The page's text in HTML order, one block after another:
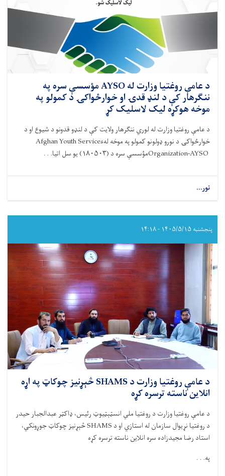
مؤسسو
د
پېښو
ته
د
ځواب‌ویلو
نوبتي
ناسته
ترسره
شوه
د عامې روغتیا وزارت له AYSO مؤسسې سره په
ننګرهار کې د لنډ قدۍ او خوارځواکۍ د کمولو په
موخه هوکړه لیک لاسلیک کړ
د عامې روغتیا وزارت له لوري ننګرهار ولایت کې د لنډو قدونو د شيوع او د
خوارځواکۍ د نورو ډولونو کمولو په موخه لهAfghan Youth Services
Organization-AYSOمؤسسې سره د (۱۸۰۵۰۳) یو سل اتیا. . .
نور...
د
روغتیا
وزارت
AYSO
مؤسسې
لنډ
قدۍ
او
خوارځواکۍ
د
کمولو
په
موخه
هوکړه
لاسلیک
کړ
پنجشنبه ۱۴۰۵/۵/۱۵ - ۱۴:۱۸
د عامې روغتیا وزارت د SHAMS څېړنیز چوکاټ په اړه
انلاین ناسته ترسره کړه
د عامې روغتيا وزارت د روغتيا ملي انسټېټیوټ رئيس، ډاکټر عبدالجبار حيدر
د روغتيا نړيوال سازمان له استازي او د SHAMSڅېړنيز چوکاټ جوړونکي،
استاد رضا مجيدزاده سره انلاين ناسته ترسره کړه
په. . .